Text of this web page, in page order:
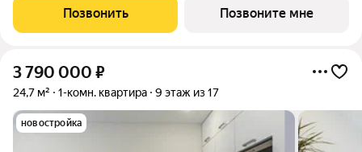
котором расположится просторное дизайнерское лобби с
консьержем и мягкой зоной ожидания.
Позвонить Позвоните мне
3 790 000 ₽
24,7 м² 1-комн. квартира 9 этаж из 17
новостройка